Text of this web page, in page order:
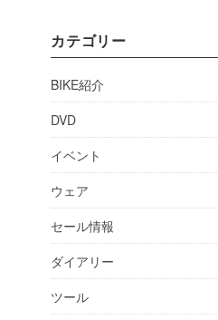
カテゴリー
BIKE紹介
DVD
イベント
ウェア
セール情報
ダイアリー
ツール